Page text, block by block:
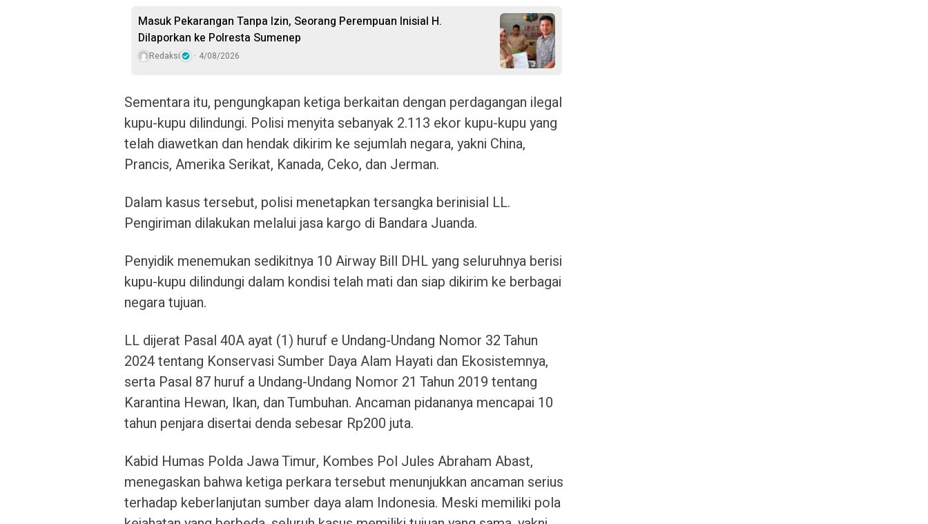
Masuk Pekarangan Tanpa Izin, Seorang Perempuan Inisial H.
Dilaporkan ke Polresta Sumenep
Redaksi 4/08/2026
Sementara itu, pengungkapan ketiga berkaitan dengan perdagangan ilegal
kupu-kupu dilindungi. Polisi menyita sebanyak 2.113 ekor kupu-kupu yang
telah diawetkan dan hendak dikirim ke sejumlah negara, yakni China,
Prancis, Amerika Serikat, Kanada, Ceko, dan Jerman.
Dalam kasus tersebut, polisi menetapkan tersangka berinisial LL.
Pengiriman dilakukan melalui jasa kargo di Bandara Juanda.
Penyidik menemukan sedikitnya 10 Airway Bill DHL yang seluruhnya berisi
kupu-kupu dilindungi dalam kondisi telah mati dan siap dikirim ke berbagai
negara tujuan.
LL dijerat Pasal 40A ayat (1) huruf e Undang-Undang Nomor 32 Tahun
2024 tentang Konservasi Sumber Daya Alam Hayati dan Ekosistemnya,
serta Pasal 87 huruf a Undang-Undang Nomor 21 Tahun 2019 tentang
Karantina Hewan, Ikan, dan Tumbuhan. Ancaman pidananya mencapai 10
tahun penjara disertai denda sebesar Rp200 juta.
Kabid Humas Polda Jawa Timur, Kombes Pol Jules Abraham Abast,
menegaskan bahwa ketiga perkara tersebut menunjukkan ancaman serius
terhadap keberlanjutan sumber daya alam Indonesia. Meski memiliki pola